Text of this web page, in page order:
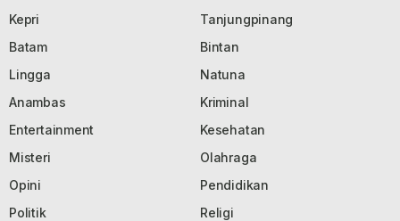
Kepri
Tanjungpinang
Batam
Bintan
Lingga
Natuna
Anambas
Kriminal
Entertainment
Kesehatan
Misteri
Olahraga
Opini
Pendidikan
Politik
Religi